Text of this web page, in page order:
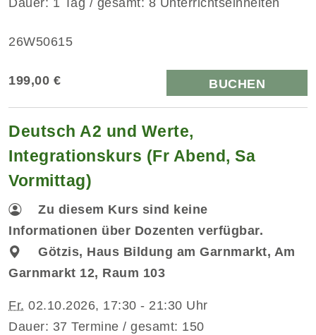
Dauer: 1 Tag / gesamt: 8 Unterrichtseinheiten
26W50615
199,00 € BUCHEN
Deutsch A2 und Werte,
Integrationskurs (Fr Abend, Sa
Vormittag)
Zu diesem Kurs sind keine
Informationen über Dozenten verfügbar.
Götzis, Haus Bildung am Garnmarkt, Am
Garnmarkt 12, Raum 103
Fr. 02.10.2026, 17:30 - 21:30 Uhr
Dauer: 37 Termine / gesamt: 150